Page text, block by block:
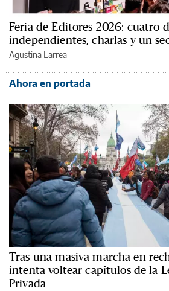
Feria de Editores 2026: cuatro
independientes, charlas y un
Agustina Larrea
Ahora en portada
Tras una masiva marcha en
intenta voltear capítulos de la
Privada